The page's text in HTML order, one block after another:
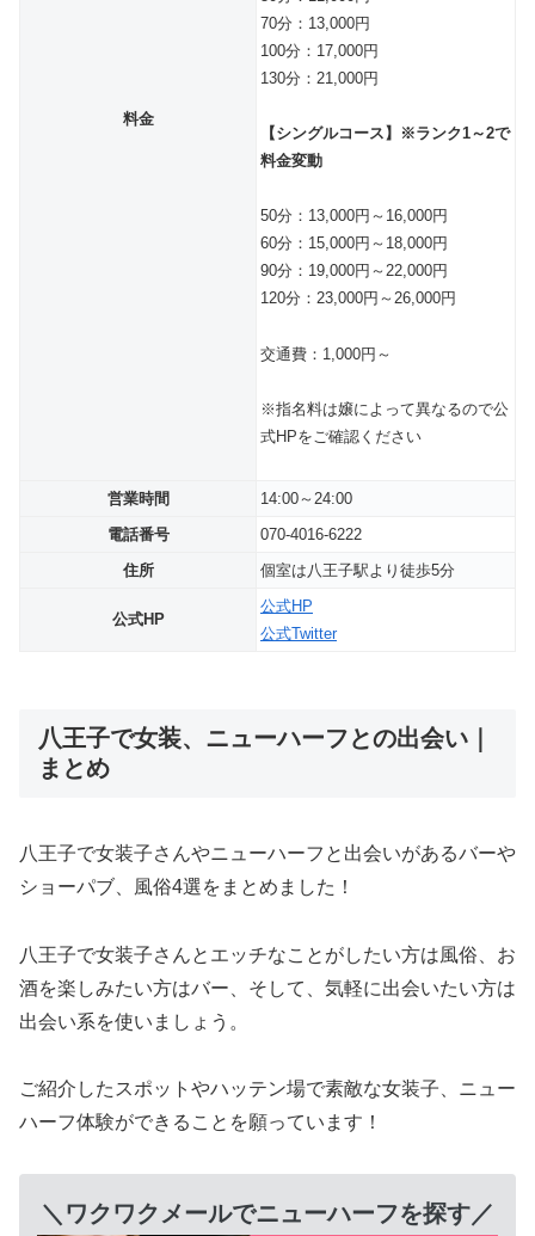
料金
70分：13,000円
100分：17,000円
130分：21,000円
【シングルコース】※ランク1～2で
料金変動
50分：13,000円～16,000円
60分：15,000円～18,000円
90分：19,000円～22,000円
120分：23,000円～26,000円
交通費：1,000円～
※指名料は嬢によって異なるので公
式HPをご確認ください
営業時間
14:00～24:00
電話番号
070-4016-6222
住所
個室は八王子駅より徒歩5分
公式HP
公式HP
公式Twitter
八王子で女装、ニューハーフとの出会い｜
まとめ
八王子で女装子さんやニューハーフと出会いがあるバーや
ショーパブ、風俗4選をまとめました！
八王子で女装子さんとエッチなことがしたい方は風俗、お
酒を楽しみたい方はバー、そして、気軽に出会いたい方は
出会い系を使いましょう。
ご紹介したスポットやハッテン場で素敵な女装子、ニュー
ハーフ体験ができることを願っています！
＼ワクワクメールでニューハーフを探す／